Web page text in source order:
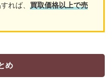
れば、 買取価格以上で売
め